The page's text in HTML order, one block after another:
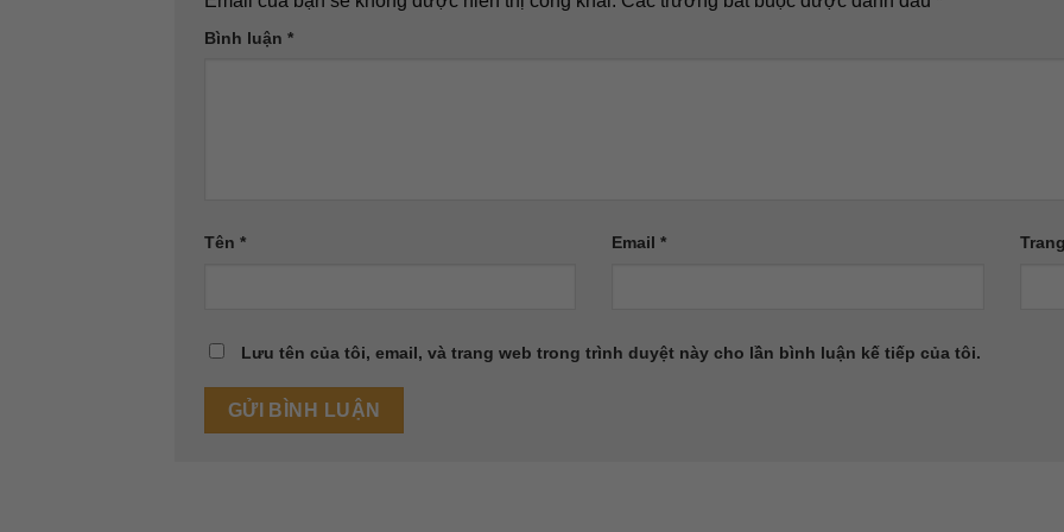
Bình luận *
Tên * Email*
Lưu tên của tôi, email, và trang web trong trình duyệt này cho lần bình luận kế tiếp của tôi.